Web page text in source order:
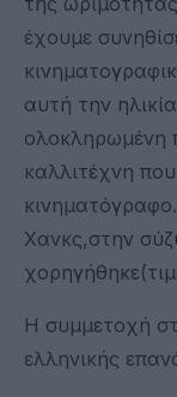
έχουμε
αυτή την
ολοκληρωμένη
καλλιτέχνη
Χανκς,στην
Η συμμετοχή
ελληνικής